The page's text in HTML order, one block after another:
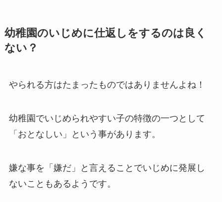
幼稚園のいじめに仕返しをするのは良く
ない？
やられる方はたまったものではありませんよね！
幼稚園でいじめられやすい子の特徴の一つとして
「おとなしい」という事があります。
嫌な事を「嫌だ」と言えることでいじめに発展し
ないこともあるようです。